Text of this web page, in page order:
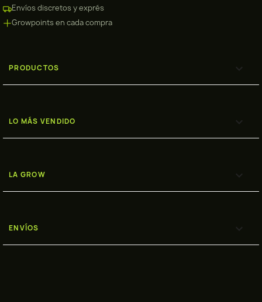
Envíos discretos y exprés
Growpoints en cada compra
PRODUCTOS 
LO MÁS VENDIDO 
LA GROW 
ENVÍOS 